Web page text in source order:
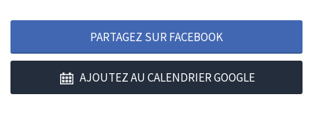
PARTAGEZ SUR FACEBOOK
AJOUTEZ AU CALENDRIER GOOGLE